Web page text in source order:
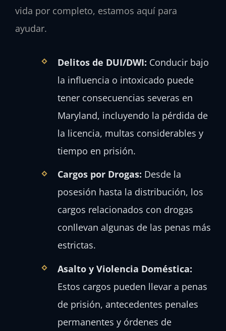
vida por completo, estamos aquí para
ayudar.
Delitos de DUI/DWI: Conducir bajo
la influencia o intoxicado puede
tener consecuencias severas en
Maryland, incluyendo la pérdida de
la licencia, multas considerables y
tiempo en prisión.
Cargos por Drogas: Desde la
posesión hasta la distribución, los
cargos relacionados con drogas
conllevan algunas de las penas más
estrictas.
Asalto y Violencia Doméstica:
Estos cargos pueden llevar a penas
de prisión, antecedentes penales
permanentes y órdenes de